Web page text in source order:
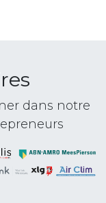
dans notre